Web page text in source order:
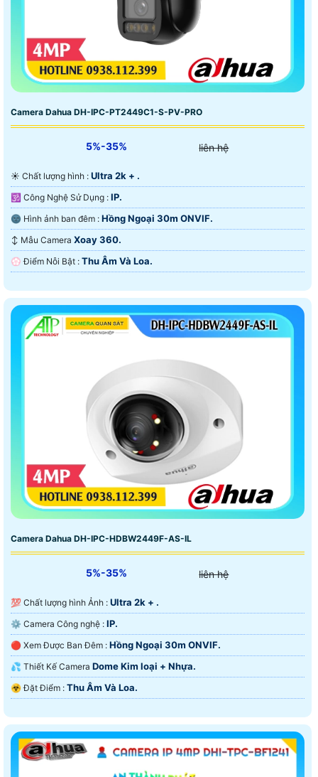
Camera Dahua DH-IPC-PT2449C1-S-PV-PRO
5%-35% liên hệ
☀️ Chất lượng hình : Ultra 2k + .
🕉️ Công Nghệ Sử Dụng : IP.
🌚 Hình ảnh ban đêm : Hồng Ngoại 30m ONVIF.
↕️ Mẫu Camera Xoay 360.
️💮 Điểm Nỗi Bật : Thu Âm Và Loa.
Camera Dahua DH-IPC-HDBW2449F-AS-IL
5%-35% liên hệ
💯 Chất lượng hình Ảnh : Ultra 2k + .
⚙ Camera Công nghệ : IP.
🔴 Xem Được Ban Đêm : Hồng Ngoại 30m ONVIF.
💦 Thiết Kế Camera Dome Kim loại + Nhựa.
️☣️ Đặt Điểm : Thu Âm Và Loa.